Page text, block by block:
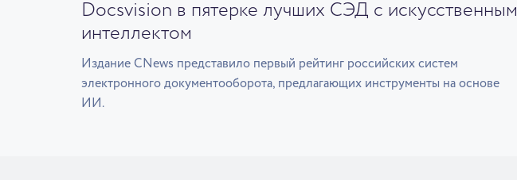
Docsvision в пятерке лучших СЭД с искусственным
интеллектом
Издание CNews представило первый рейтинг российских систем
электронного документооборота, предлагающих инструменты на основе
ИИ.